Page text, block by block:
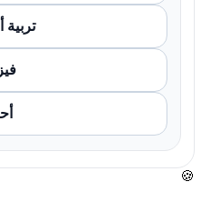
تربية
🍪